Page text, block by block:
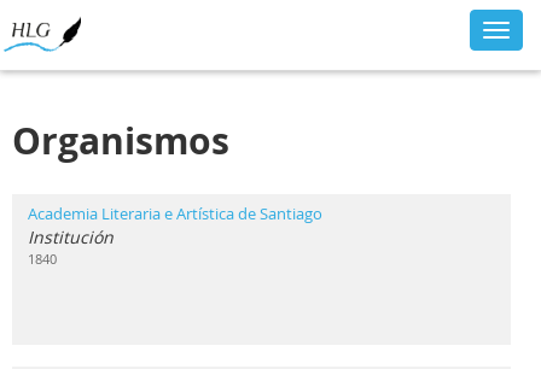
Organismos
Academia Literaria e Artística de Santiago
Institución
1840